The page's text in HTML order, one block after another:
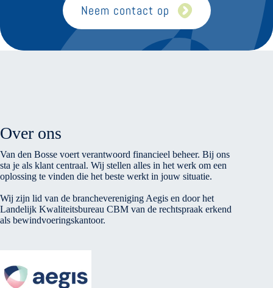
Neem contact op
Over ons
Van den Bosse voert verantwoord financieel beheer. Bij ons
sta je als klant centraal. Wij stellen alles in het werk om een
oplossing te vinden die het beste werkt in jouw situatie.
Wij zijn lid van de branchevereniging Aegis en door het
Landelijk Kwaliteitsbureau CBM van de rechtspraak erkend
als bewindvoeringskantoor.